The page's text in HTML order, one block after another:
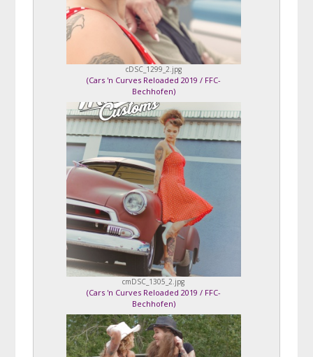
cDSC_1299_2.jpg
(Cars 'n Curves Reloaded 2019 / FFC-
Bechhofen)
Steffi Paulus
cmDSC_1305_2.jpg
(Cars 'n Curves Reloaded 2019 / FFC-
Bechhofen)
Steffi Paulus